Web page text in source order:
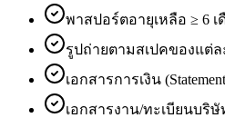
พาสปอร์ตอายุเหลือ ≥ 6 เ
รูปถ่ายตามสเปคของแต่
เอกสารการเงิน
เอกสารงาน/ทะเบียนบริ